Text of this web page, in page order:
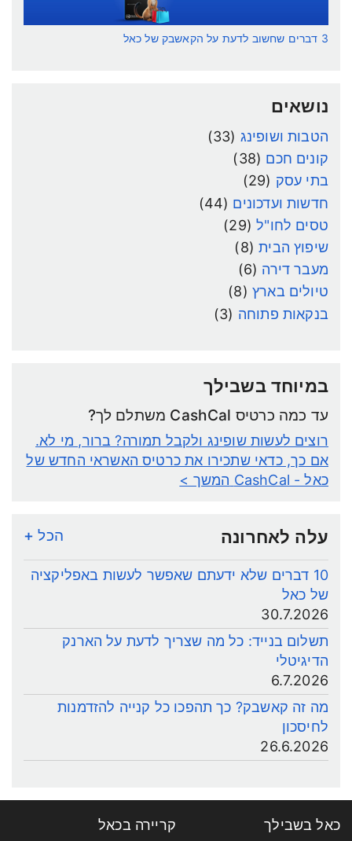
3 דברים שחשוב לדעת על הקאשבק של כאל
נושאים
הטבות ושופינג (33)
קונים חכם (38)
בתי עסק (29)
חדשות ועדכונים (44)
טסים לחו"ל(29)
שיפוץ הבית(8)
מעבר דירה (6)
טיולים בארץ(8)
בנקאות פתוחה (3)
במיוחד בשבילך
עד כמה כרטיס CashCal משתלם לך?
רוצים לעשות שופינג ולקבל תמורה? ברור, מי לא.
אם כך, כדאי שתכירו את כרטיס האשראי החדש של
כאל - CashCal
המשך >
עלה לאחרונה הכל +
10 דברים שלא ידעתם שאפשר לעשות באפליקציה
של כאל
30.7.2026
תשלום בנייד: כל מה שצריך לדעת על הארנק
הדיגיטלי
6.7.2026
מה זה קאשבק? כך תהפכו כל קנייה להזדמנות
לחיסכון
26.6.2026
כאל בשבילך קריירה בכאל